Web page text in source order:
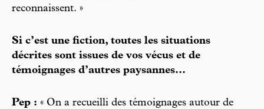
reconnaissent. »
Si c’est une fiction, toutes les situations
décrites sont issues de vos vécus et de
témoignages d’autres paysannes...
Pep : « On a recueilli des témoignages autour de